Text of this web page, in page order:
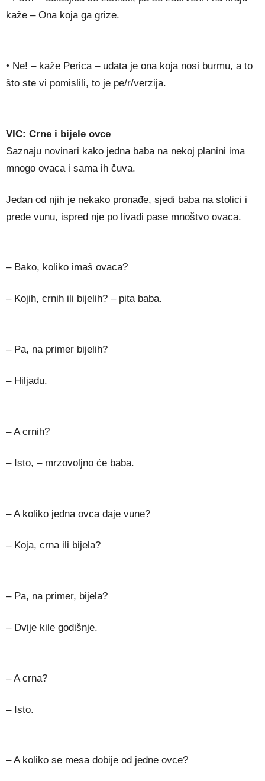
kaže – Ona koja ga grize.
• Ne! – kaže Perica – udata je ona koja nosi burmu, a to
što ste vi pomislili, to je pe/r/verzija.
VIC: Crne i bijele ovce
Saznaju novinari kako jedna baba na nekoj planini ima
mnogo ovaca i sama ih čuva.
Jedan od njih je nekako pronađe, sjedi baba na stolici i
prede vunu, ispred nje po livadi pase mnoštvo ovaca.
– Bako, koliko imaš ovaca?
– Kojih, crnih ili bijelih? – pita baba.
– Pa, na primer bijelih?
– Hiljadu.
– A crnih?
– Isto, – mrzovoljno će baba.
– A koliko jedna ovca daje vune?
– Koja, crna ili bijela?
– Pa, na primer, bijela?
– Dvije kile godišnje.
– A crna?
– Isto.
– A koliko se mesa dobije od jedne ovce?